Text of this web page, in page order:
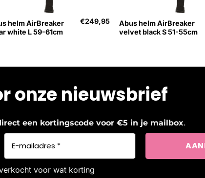
helm AirBreaker
white L 59-61cm
€249,95
Abus helm AirBreaker
velvet black S 51-55cm
onze nieuwsbrief
een kortingscode voor €5 in je mailbox.
voor wat korting